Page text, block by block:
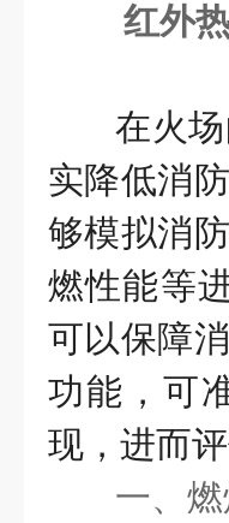
红外
在火
实降低消
够模拟消
燃性能等
可以保障
功能，可
现，进而
一、